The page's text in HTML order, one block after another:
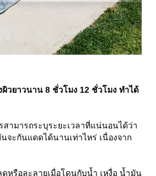
วยาวนาน 8 ชั่วโมง 12 ชั่วโมง ทำได้
มารถระบุระยะเวลาที่แน่นอนได้ว่า
จะกันแดดได้นานเท่าไหร่ เนื่องจาก
รือละลายเมื่อโดนกับน้ำ เหงื่อ น้ำมัน